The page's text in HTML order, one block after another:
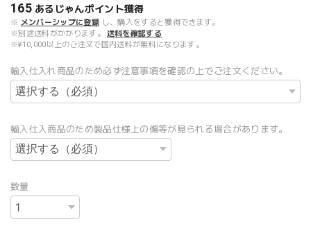
165 あるじゃんポイント獲得
※ メンバーシップに登録 し、購入をすると獲得できます。
※別途送料がかかります。
送料を確認する
※¥10,000以上のご注文で国内送料が無料になります。
輸入仕入れ商品のため必ず注意事項を確認の上でご注文ください。
輸入仕入商品のため製品仕様上の傷等が見られる場合があります。
数量